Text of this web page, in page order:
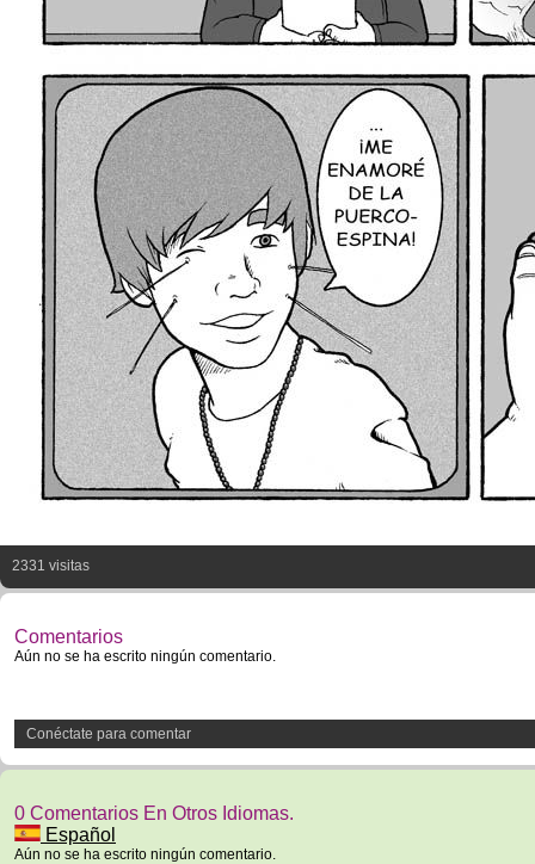
2331 visitas
Comentarios
Aún no se ha escrito ningún comentario.
Conéctate para comentar
0 Comentarios En Otros Idiomas.
Español
Aún no se ha escrito ningún comentario.